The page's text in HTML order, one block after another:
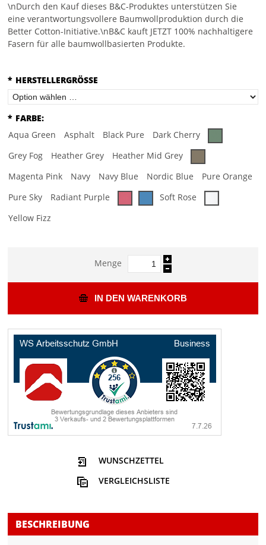
\nDurch den Kauf dieses B&C-Produktes unterstützen Sie
eine verantwortungsvollere Baumwollproduktion durch die
Better Cotton-Initiative.\nB&C kauft JETZT 100% nachhaltigere
Fasern für alle baumwollbasierten Produkte.
* HERSTELLERGRÖSSE
* FARBE:
Aqua Green
Asphalt Black Pure
Dark Cherry
Grey Fog
Heather Grey
Heather Mid Grey
Magenta Pink
Navy Navy Blue Nordic Blue
Pure Orange
Pure Sky
Radiant Purple
Soft Rose
Yellow Fizz
Menge
IN DEN WARENKORB
WUNSCHZETTEL
VERGLEICHSLISTE
BESCHREIBUNG